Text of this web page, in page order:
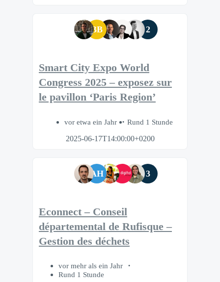
BB 2
Smart City Expo World
Congress 2025 – exposez sur
le pavillon ‘Paris Region’
vor etwa ein Jahr
Rund 1 Stunde
2025-06-17T14:00:00+0200
AH 3
Econnect – Conseil
départemental de Rufisque –
Gestion des déchets
vor mehr als ein Jahr
Rund 1 Stunde